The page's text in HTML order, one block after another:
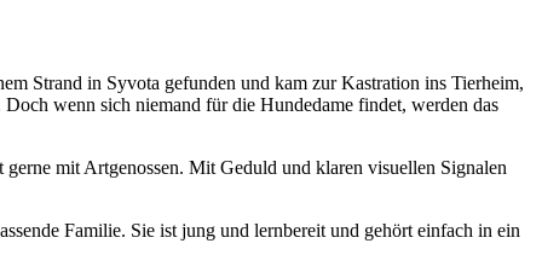
Strand in Syvota gefunden und kam zur Kastration ins Tierheim,
wenn sich niemand für die Hundedame findet, werden das
mit Artgenossen. Mit Geduld und klaren visuellen Signalen
Familie. Sie ist jung und lernbereit und gehört einfach in ein